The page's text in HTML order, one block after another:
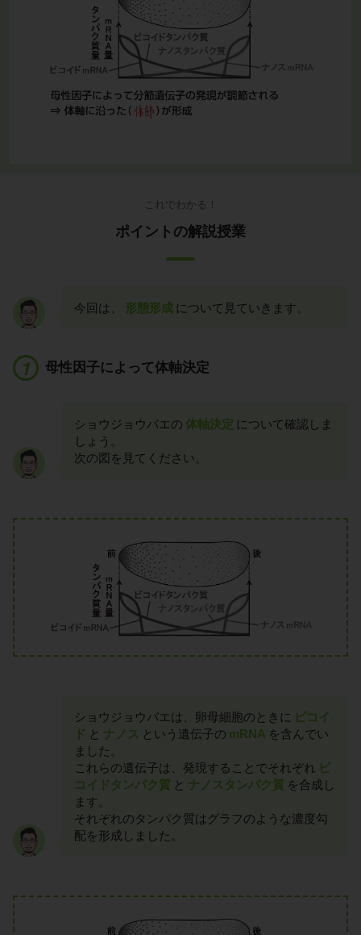
これでわかる！
ポイントの解説授業
今回は、 形態形成 について見ていきます。
母性因子によって体軸決定
ショウジョウバエの 体軸決定 について確認しま
しょう。
次の図を見てください。
ショウジョウバエは、卵母細胞のときに ビコイ
ド と ナノス という遺伝子の mRNA を含んでい
ました。
これらの遺伝子は、発現することでそれぞれ ビ
コイドタンパク質 と ナノスタンパク質 を合成し
ます。
それぞれのタンパク質はグラフのような濃度勾
配を形成しました。